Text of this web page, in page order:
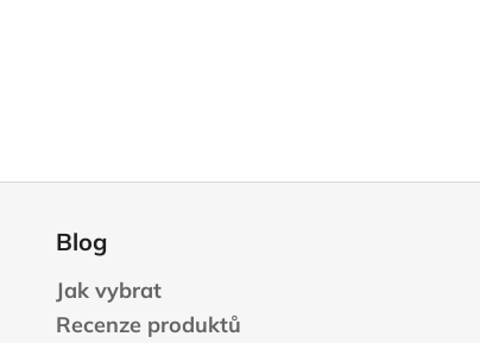
Blog
Jak vybrat
Recenze produktů